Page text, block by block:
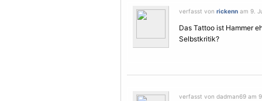
verfasst von rickenn am 9.
Das Tattoo ist Hammer
Selbstkritik?
verfasst von dadman69 am